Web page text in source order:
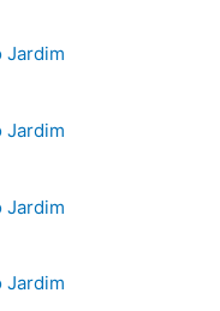
Jardim
Jardim
Jardim
Jardim